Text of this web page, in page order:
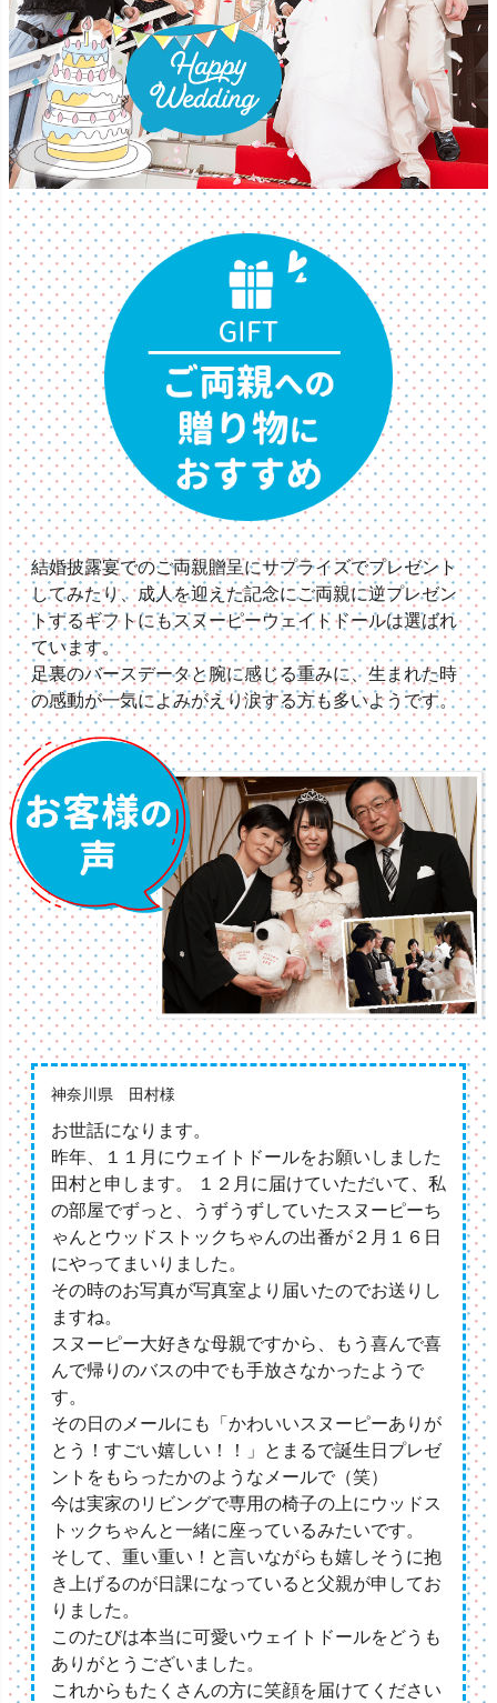
結婚披露宴でのご両親贈呈にサプライズでプレゼント
してみたり、成人を迎えた記念にご両親に逆プレゼン
トするギフトにもスヌーピーウェイトドールは選ばれ
ています。
足裏のバースデータと腕に感じる重みに、生まれた時
の感動が一気によみがえり涙する方も多いようです。
神奈川県 田村様
お世話になります。
昨年、１１月にウェイトドールをお願いしました
田村と申します。 １２月に届けていただいて、私
の部屋でずっと、うずうずしていたスヌーピーち
ゃんとウッドストックちゃんの出番が２月１６日
にやってまいりました。
その時のお写真が写真室より届いたのでお送りし
ますね。
スヌーピー大好きな母親ですから、もう喜んで喜
んで帰りのバスの中でも手放さなかったようで
す。
その日のメールにも「かわいいスヌーピーありが
とう！すごい嬉しい！！」とまるで誕生日プレゼ
ントをもらったかのようなメールで（笑）
今は実家のリビングで専用の椅子の上にウッドス
トックちゃんと一緒に座っているみたいです。
そして、重い重い！と言いながらも嬉しそうに抱
き上げるのが日課になっていると父親が申してお
りました。
このたびは本当に可愛いウェイトドールをどうも
ありがとうございました。
これからもたくさんの方に笑顔を届けてください